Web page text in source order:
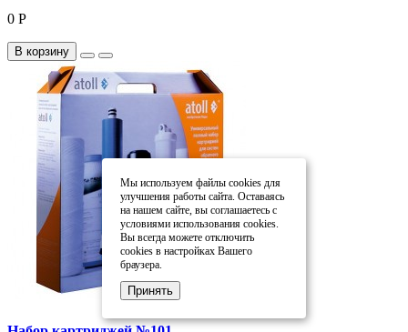
0 Р
В корзину
Мы используем файлы cookies для
улучшения работы сайта. Оставаясь
на нашем сайте, вы соглашаетесь с
условиями использования cookies.
Вы всегда можете отключить
cookies в настройках Вашего
браузера.
Принять